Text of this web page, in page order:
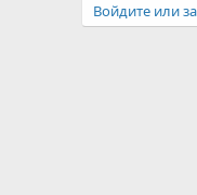
Войдите или